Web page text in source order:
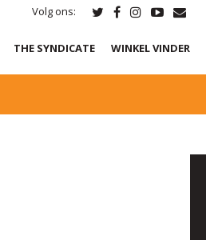
Volg ons:
THE SYNDICATE WINKEL VINDER